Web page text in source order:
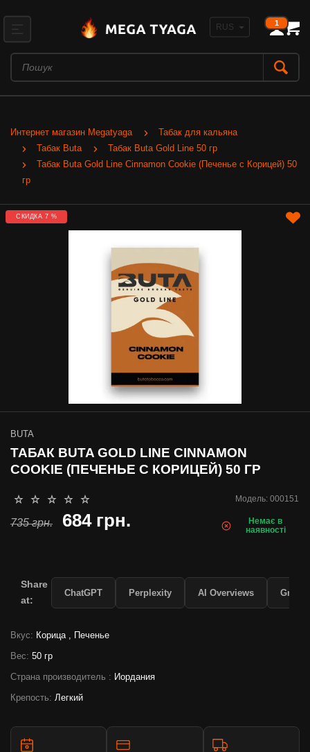
1
Интернет магазин Megatyaga
Табак для кальяна
Табак Buta
Табак Buta Gold Line 50 гр
Табак Buta Gold Line Cinnamon Cookie (Печенье с Корицей) 50
гр
СКИДКА 7 %
Модель: 000151
BUTA
ТАБАК BUTA GOLD LINE CINNAMON
COOKIE (ПЕЧЕНЬЕ С КОРИЦЕЙ) 50 ГР
Немає в
наявності
735 грн. 684 грн.
Вкус: Корица , Печенье
Вес: 50 гр
Страна производитель : Иордания
Крепость: Легкий
Share
at:
ChatGPT Perplexity AI Overviews Grok